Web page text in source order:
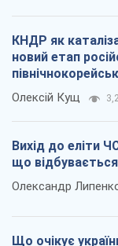
КНДР як
новий етап
Олексій Кущ
Вихід до еліти
що відбувається
Олександр
Що очікує